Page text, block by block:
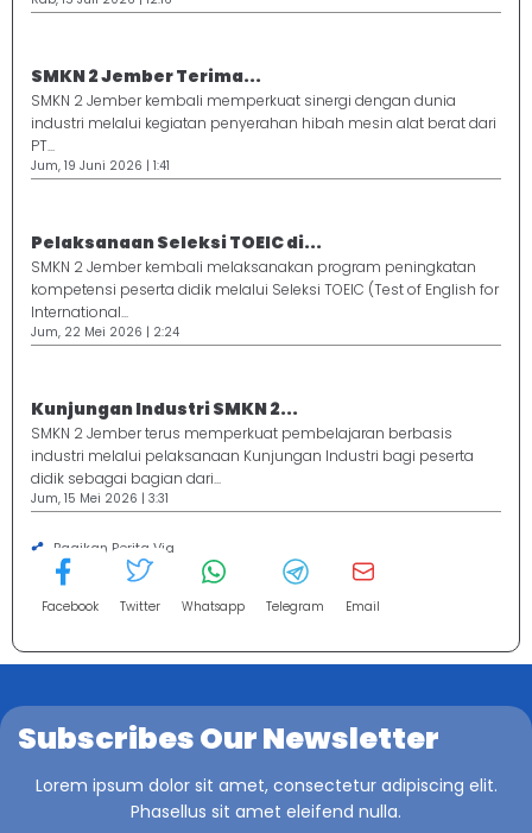
SMKN 2 Jember Terima...
SMKN 2 Jember kembali memperkuat sinergi dengan dunia
industri melalui kegiatan penyerahan hibah mesin alat berat dari
PT...
Jum, 19 Juni 2026 | 1:41
Pelaksanaan Seleksi TOEIC di...
SMKN 2 Jember kembali melaksanakan program peningkatan
kompetensi peserta didik melalui Seleksi TOEIC (Test of English for
International...
Jum, 22 Mei 2026 | 2:24
Kunjungan Industri SMKN 2...
SMKN 2 Jember terus memperkuat pembelajaran berbasis
industri melalui pelaksanaan Kunjungan Industri bagi peserta
didik sebagai bagian dari...
Jum, 15 Mei 2026 | 3:31
Bagikan Berita Via
Facebook Twitter Whatsapp Telegram Email
Subscribes Our Newsletter
Lorem ipsum dolor sit amet, consectetur adipiscing elit.
Phasellus sit amet eleifend nulla.